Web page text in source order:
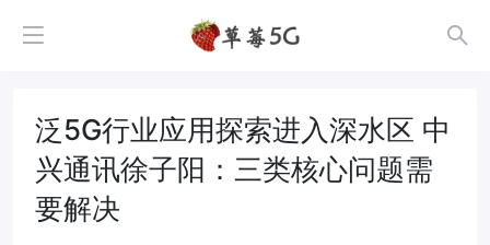
泛5G行业应用探索进入深水区 中
兴通讯徐子阳：三类核心问题需
要解决